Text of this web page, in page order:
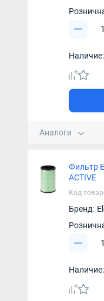
Наличие:
Аналоги
Фильтр
ACTIVE
Код
Бренд:
Наличие: